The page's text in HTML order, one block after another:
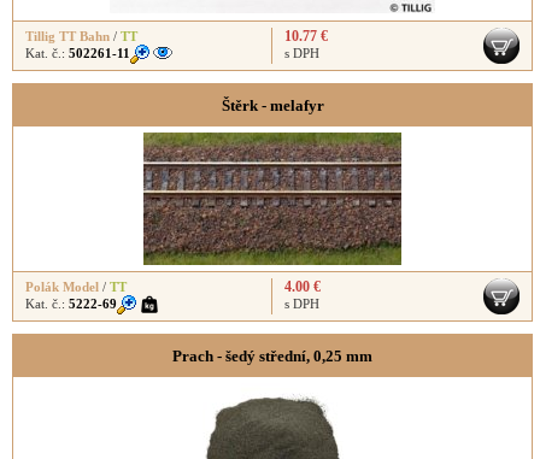
Tillig TT Bahn / TT
Kat. č.: 502261-11
10.77 €
s DPH
Štěrk - melafyr
Polák Model / TT
Kat. č.: 5222-69
4.00 €
s DPH
Prach - šedý střední, 0,25 mm